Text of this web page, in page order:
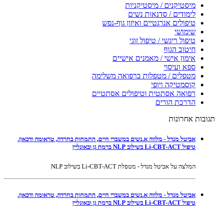
מיסטיקנים / מיסטיקניות
לימודים / סדנאות נשים
טיפולים אנרגטיים ואיזון גוף-נפש
שימושי
טיפול ריגשי / טיפול זוגי
חיטוב הגוף
אימון אישי / מאמנים אישיים
ספא ועיסוי
מטפלים / מטפלות ברפואה משלימה
קוסמטיקה ויופי
רפואה אסתטית וטיפולים אסתטיים
הדרכת הורים
תגובות אחרונות
אביטל מנדל - מלווה א.נשים במשברי חיים, התמחות בחרדה, טראומה ודכאון.
טיפול Li-CBT-ACT בשילוב NLP ברמת גן ובאונליין
המלצה על אביטל מנדל - מטפלת Li-CBT-ACT בשילוב NLP
אביטל מנדל - מלווה א.נשים במשברי חיים, התמחות בחרדה, טראומה ודכאון.
טיפול Li-CBT-ACT בשילוב NLP ברמת גן ובאונליין